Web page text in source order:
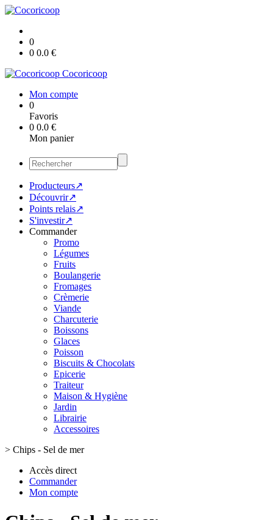
0
0 0.0 €
Cocoricoop
Mon compte
0
Favoris
0 0.0 €
Mon panier
Producteurs↗
Découvrir↗
Points relais↗
S'investir↗
Commander
Promo
Légumes
Fruits
Boulangerie
Fromages
Crèmerie
Viande
Charcuterie
Boissons
Glaces
Poisson
Biscuits & Chocolats
Epicerie
Traiteur
Maison & Hygiène
Jardin
Librairie
Accessoires
> Chips - Sel de mer
Accès direct
Commander
Mon compte